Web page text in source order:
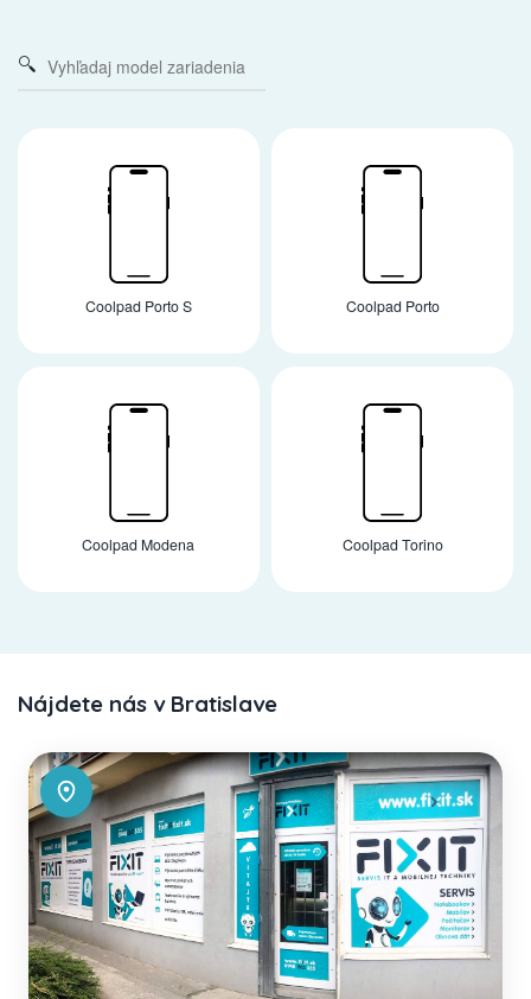
Coolpad Porto S Coolpad Porto
Coolpad Modena Coolpad Torino
Nájdete nás v Bratislave